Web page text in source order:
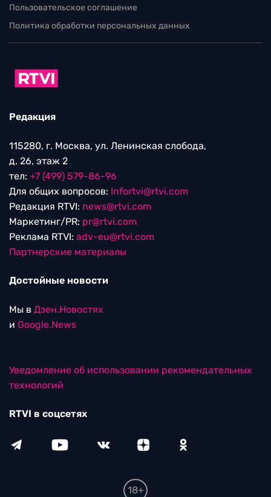
Пользовательское соглашение
Политика обработки персональных данных
Редакция
115280, г. Москва, ул. Ленинская слобода,
д. 26, этаж 2
тел: +7 (499) 579-86-96
Для общих вопросов: Infortvi@rtvi.com
Редакция RTVI: news@rtvi.com
Маркетинг/PR: pr@rtvi.com
Реклама RTVI: adv-eu@rtvi.com
Партнерские материалы
Достойные новости
Мы в Дзен.Новостях
и Google.News
Уведомление об использовании рекомендательных
технологий
RTVI в соцсетях
18+